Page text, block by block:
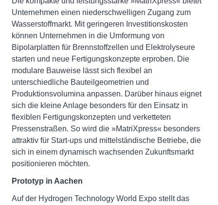
Unternehmen einen niederschwelligen Zugang zum
Wasserstoffmarkt. Mit geringeren Investitionskosten
können Unternehmen in die Umformung von
Bipolarplatten für Brennstoffzellen und Elektrolyseure
starten und neue Fertigungskonzepte erproben. Die
modulare Bauweise lässt sich flexibel an
unterschiedliche Bauteilgeometrien und
Produktionsvolumina anpassen. Darüber hinaus eignet
sich die kleine Anlage besonders für den Einsatz in
flexiblen Fertigungskonzepten und verketteten
Pressenstraßen. So wird die »MatriXpress« besonders
attraktiv für Start-ups und mittelständische Betriebe, die
sich in einem dynamisch wachsenden Zukunftsmarkt
positionieren möchten.
Prototyp in Aachen
Auf der Hydrogen Technology World Expo stellt das